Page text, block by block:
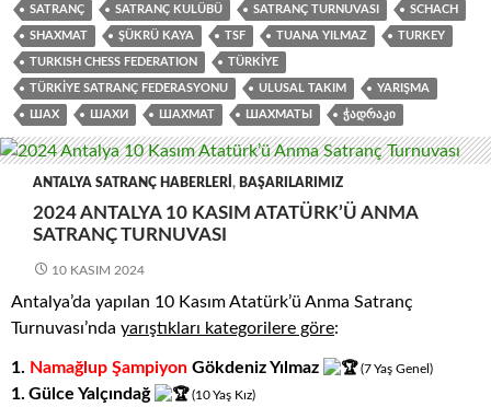
SATRANÇ SATRANÇ KULÜBÜ SATRANÇ TURNUVASI SCHACH
SHAXMAT ŞÜKRÜ KAYA TSF TUANA YILMAZ TURKEY
TURKISH CHESS FEDERATION TÜRKIYE
TÜRKIYE SATRANÇ FEDERASYONU ULUSAL TAKIM YARIŞMA
ШАХ ШАХИ ШАХМАТ ШАХМАТЫ ᲭᲐᲓᲠᲐᲙᲘ
ANTALYA SATRANÇ HABERLERI , BAŞARILARIMIZ
2024 ANTALYA 10 KASIM ATATÜRK’Ü ANMA
SATRANÇ TURNUVASI
10 KASIM 2024
Antalya’da yapılan 10 Kasım Atatürk’ü Anma Satranç
Turnuvası’nda yarıştıkları kategorilere göre:
1. Namağlup Şampiyon Gökdeniz Yılmaz (7Yaş Genel)
1. Gülce Yalçındağ (10Yaş Kız)